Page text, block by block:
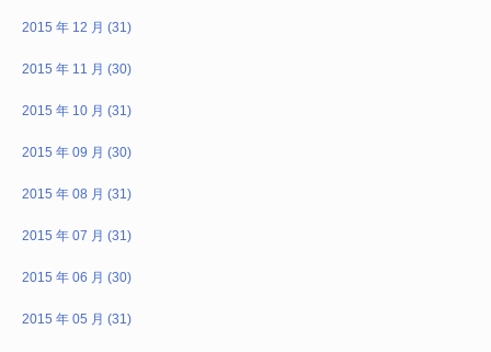
2015 年 12 月 (31)
2015 年 11 月 (30)
2015 年 10 月 (31)
2015 年 09 月 (30)
2015 年 08 月 (31)
2015 年 07 月 (31)
2015 年 06 月 (30)
2015 年 05 月 (31)